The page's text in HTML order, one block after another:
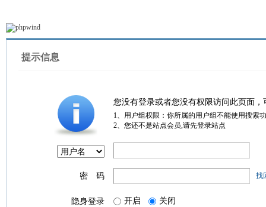
提示信息
您没有登录或者您没有权限访问此页面
1、用户组权限：你所属的用户组不能使用搜索
2、您还不是站点会员,请先登录站点
密 码 找
隐身登录 开启 关闭